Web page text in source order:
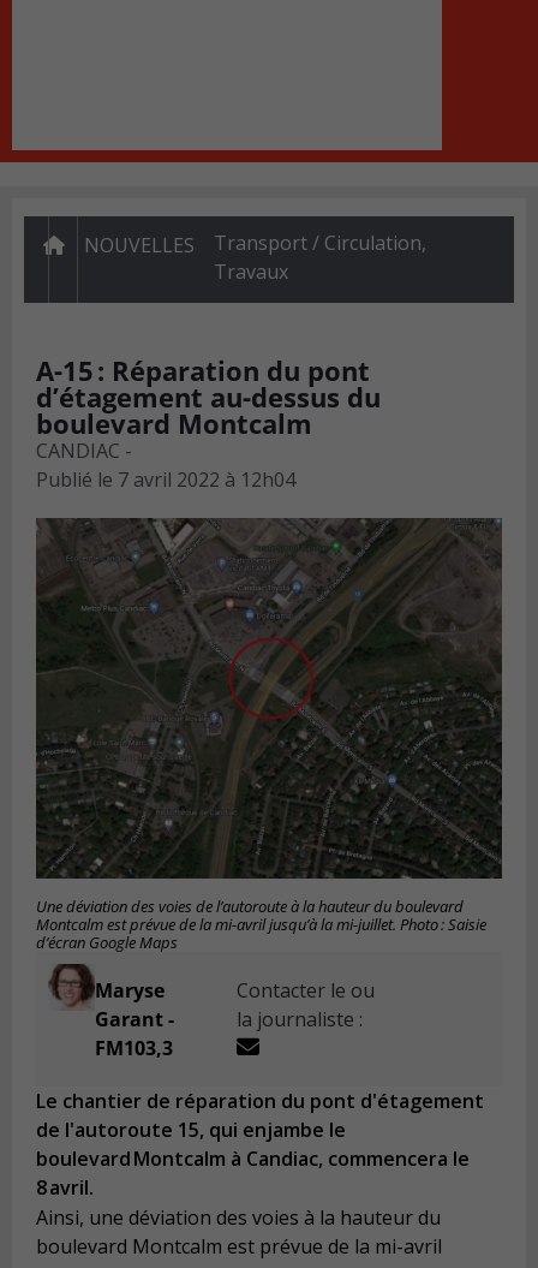
NOUVELLES Transport / Circulation,
Travaux
A-15 : Réparation du pont
d’étagement au-dessus du
boulevard Montcalm
CANDIAC -
Publié le 7 avril 2022 à 12h04
Une déviation des voies de l’autoroute à la hauteur du boulevard
Montcalm est prévue de la mi-avril jusqu’à la mi-juillet. Photo : Saisie
d’écran Google Maps
Maryse
Garant -
FM103,3
Contacter le ou
la journaliste :
Le chantier de réparation du pont d'étagement
de l'autoroute 15, qui enjambe le
boulevard Montcalm à Candiac, commencera le
8 avril.
Ainsi, une déviation des voies à la hauteur du
boulevard Montcalm est prévue de la mi-avril